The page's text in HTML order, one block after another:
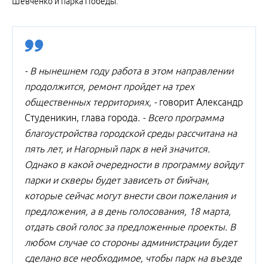
- В нынешнем году работа в этом направлении
продолжится, ремонт пройдет на трех
общественных территориях, - говорит Александр
Студеникин, глава города. - Всего программа
благоустройства городской среды рассчитана на
пять лет, и Нагорный парк в ней значится.
Однако в какой очередности в программу войдут
парки и скверы будет зависеть от бийчан,
которые сейчас могут внести свои пожелания и
предложения, а в день голосования, 18 марта,
отдать свой голос за предложенные проекты. В
любом случае со стороны администрации будет
сделано все необходимое, чтобы парк на въезде